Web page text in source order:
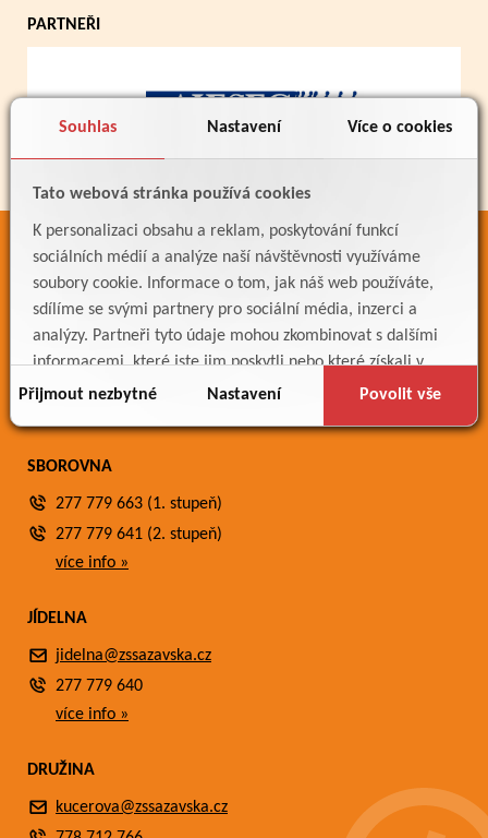
Souhlas Nastavení Více o cookies
Tato webová stránka používá cookies
K personalizaci obsahu a reklam, poskytování funkcí
sociálních médií a analýze naší návštěvnosti využíváme
soubory cookie. Informace o tom, jak náš web používáte,
sdílíme se svými partnery pro sociální média, inzerci a
analýzy. Partneři tyto údaje mohou zkombinovat s dalšími
informacemi, které jste jim poskytli nebo které získali v
důsledku toho, že používáte jejich služby.
Přijmout nezbytné Nastavení Povolit vše
PARTNEŘI
ODKAZY
Bakaláři
Jídelníček
Meteostanice
SBOROVNA
277 779 663 (1. stupeň)
277 779 641 (2. stupeň)
více info »
JÍDELNA
jidelna@zssazavska.cz
277 779 640
více info »
DRUŽINA
kucerova@zssazavska.cz